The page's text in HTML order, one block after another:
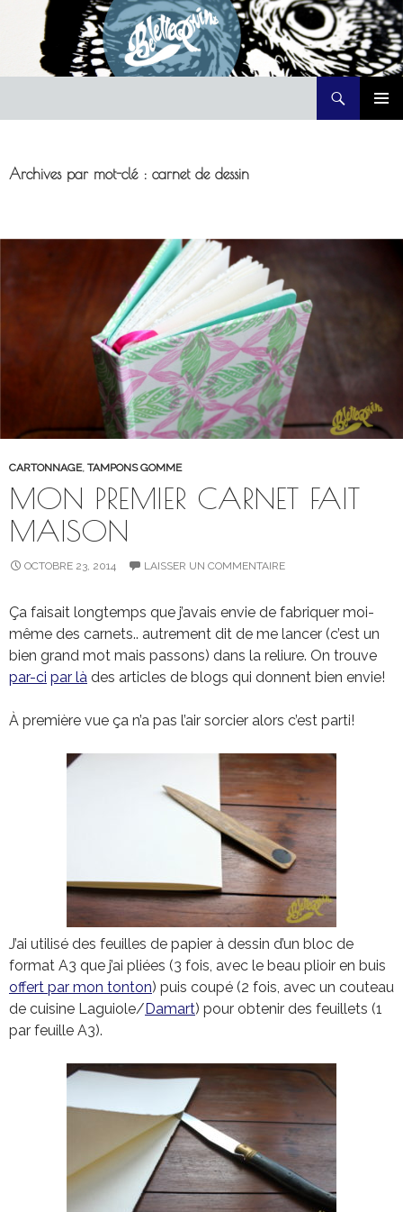
Archives par mot-clé : carnet de dessin
CARTONNAGE, TAMPONS GOMME
MON PREMIER CARNET FAIT
MAISON
OCTOBRE 23, 2014 LAISSER UN COMMENTAIRE
Ça faisait longtemps que j’avais envie de fabriquer moi-
même des carnets.. autrement dit de me lancer (c’est un
bien grand mot mais passons) dans la reliure. On trouve
par-ci par là des articles de blogs qui donnent bien envie!
À première vue ça n’a pas l’air sorcier alors c’est parti!
J’ai utilisé des feuilles de papier à dessin d’un bloc de
format A3 que j’ai pliées (3 fois, avec le beau plioir en buis
offert par mon tonton) puis coupé (2 fois, avec un couteau
de cuisine Laguiole/Damart) pour obtenir des feuillets (1
par feuille A3).